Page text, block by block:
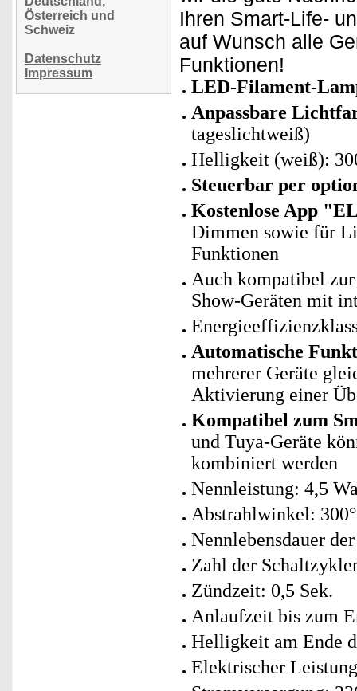
Österreich und
Schweiz
Datenschutz
Impressum
Ihren Smart-Life-
auf Wunsch alle
Funktionen!
LED-Filament-
Anpassbare
tageslichtweiß)
Helligkeit (weiß):
Steuerbar per
Kostenlose App
Dimmen sowie für
Funktionen
Auch kompatibel
Show-Geräten mit
Automatische
mehrerer Geräte
Aktivierung einer
Kompatibel zum
und Tuya-Geräte
kombiniert werden
Nennleistung: 4,5
Abstrahlwinkel: 300°
Nennlebensdauer
Zahl der
Zündzeit: 0,5 Sek.
Anlaufzeit bis zum
Helligkeit am Ende
Elektrischer